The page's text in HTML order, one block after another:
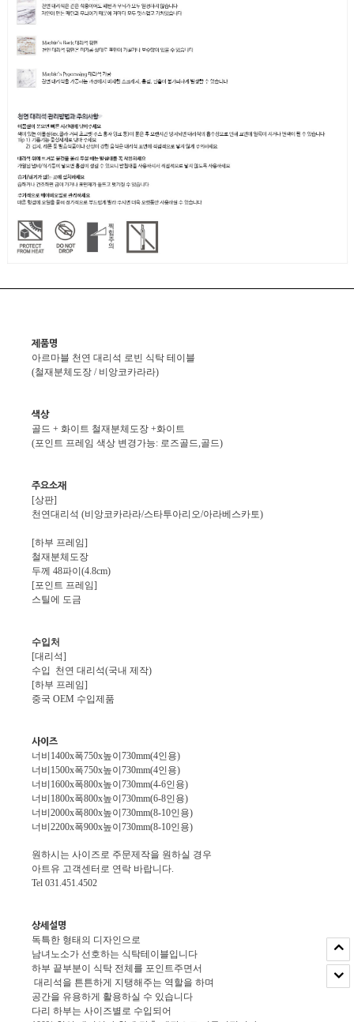
제품명
아르마블 천연 대리석 로빈 식탁 테이블
(철재분체도장 / 비앙코카라라)
색상
골드 + 화이트 철재분체도장 +화이트
(포인트 프레임 색상 변경가능: 로즈골드,골드)
주요소재
[상판]
천연대리석 (비앙코카라라/스타투아리오/아라베스카토)
[하부 프레임]
철재분체도장
두께 48파이(4.8cm)
[포인트 프레임]
스틸에 도금
수입처
[대리석]
수입 천연 대리석(국내 제작)
[하부 프레임]
중국 OEM 수입제품
사이즈
너비1400x폭750x높이730mm(4인용)
너비1500x폭750x높이730mm(4인용)
너비1600x폭800x높이730mm(4-6인용)
너비1800x폭800x높이730mm(6-8인용)
너비2000x폭800x높이730mm(8-10인용)
너비2200x폭900x높이730mm(8-10인용)
원하시는 사이즈로 주문제작을 원하실 경우
아트유 고객센터로 연락 바랍니다.
Tel 031.451.4502
상세설명
독특한 형태의 디자인으로
남녀노소가 선호하는 식탁테이블입니다
하부 끝부분이 식탁 전체를 포인트주면서
대리석을 튼튼하게 지탱해주는 역할을 하며
공간을 유용하게 활용하실 수 있습니다
다리 하부는 사이즈별로 수입되어